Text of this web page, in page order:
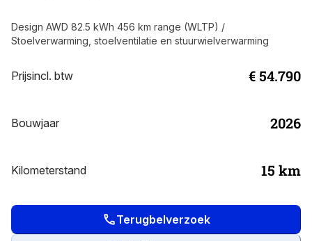
Design AWD 82.5 kWh 456 km range (WLTP) /
Stoelverwarming, stoelventilatie en stuurwielverwarming
Prijsincl. btw € 54.790
Bouwjaar 2026
Kilometerstand 15 km
Terugbelverzoek